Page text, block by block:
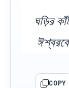
ঘড়ির
COPY